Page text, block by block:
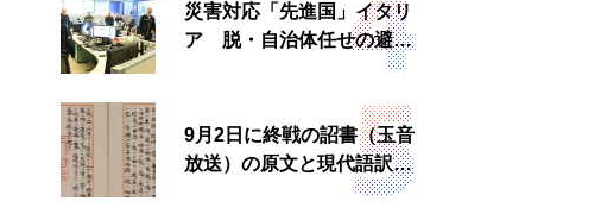
災害対応「先進国」イタリ
ア 脱・自治体任せの避難
所運営、被災者への温かい
9月2日に終戦の詔書（玉音
放送）の原文と現代語訳を
読む もう一つの「終戦の